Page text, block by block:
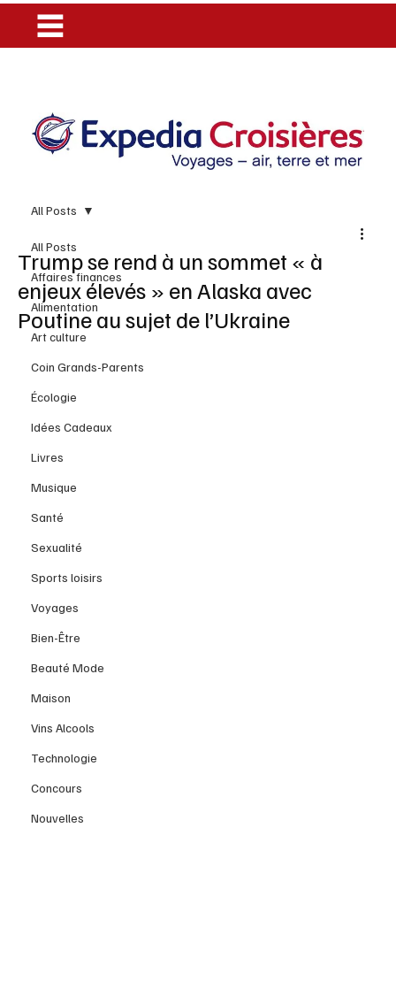
All Posts
Affaires finances
Alimentation
Art culture
Coin Grands-Parents
Écologie
Idées Cadeaux
Livres
Musique
Santé
Sexualité
Sports loisirs
Voyages
Bien-Être
Beauté Mode
Maison
Vins Alcools
Technologie
Concours
Nouvelles
All Posts
Trump se rend à un sommet « à
enjeux élevés » en Alaska avec
Poutine au sujet de l’Ukraine